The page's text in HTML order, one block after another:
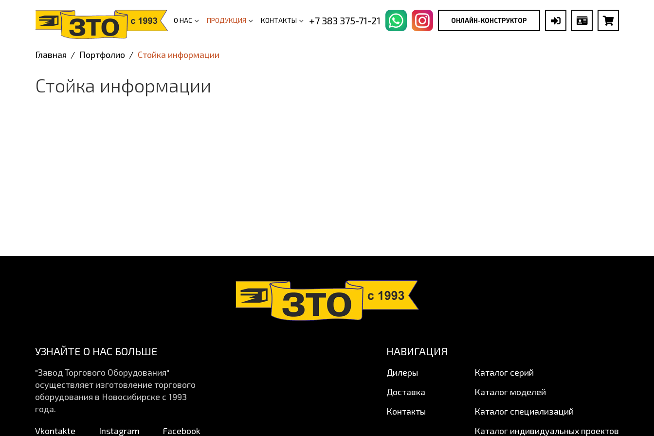
О НАС ПРОДУКЦИЯ КОНТАКТЫ +7 383 375-71-21 ОНЛАЙН-КОНСТРУКТОР
Главная Портфолио Стойка информации
Стойка информации
УЗНАЙТЕ О НАС БОЛЬШЕ
"Завод Торгового Оборудования"
осуществляет изготовление торгового
оборудования в Новосибирске с 1993
года.
Vkontakte Instagram Facebook
НАВИГАЦИЯ
Дилеры
Доставка
Контакты
Каталог серий
Каталог моделей
Каталог специализаций
Каталог индивидуальных проектов